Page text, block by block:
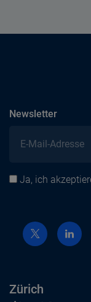
Newsletter
E-Mail-Adresse
Datenschutz
Ja, ich
Zürich